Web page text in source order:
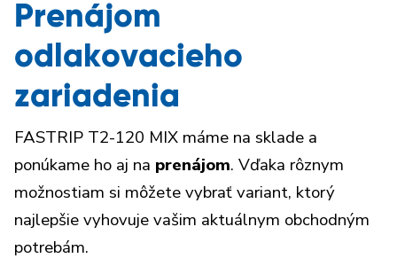
Prenájom
odlakovacieho
zariadenia
FASTRIP T2-120 MIX máme na sklade a
ponúkame ho aj na prenájom. Vďaka rôznym
možnostiam si môžete vybrať variant, ktorý
najlepšie vyhovuje vašim aktuálnym obchodným
potrebám.